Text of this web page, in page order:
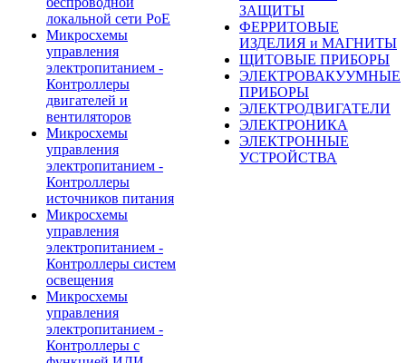
локальной сети PoE
Микросхемы
управления
электропитанием -
Контроллеры
двигателей и
вентиляторов
Микросхемы
управления
электропитанием -
Контроллеры
источников питания
Микросхемы
управления
электропитанием -
Контроллеры систем
освещения
Микросхемы
управления
электропитанием -
Контроллеры с
ЗАЩИТЫ
ФЕРРИТОВЫЕ
ИЗДЕЛИЯ и МАГНИТЫ
ЩИТОВЫЕ ПРИБОРЫ
ЭЛЕКТРОВАКУУМНЫЕ
ПРИБОРЫ
ЭЛЕКТРОДВИГАТЕЛИ
ЭЛЕКТРОНИКА
ЭЛЕКТРОННЫЕ
УСТРОЙСТВА